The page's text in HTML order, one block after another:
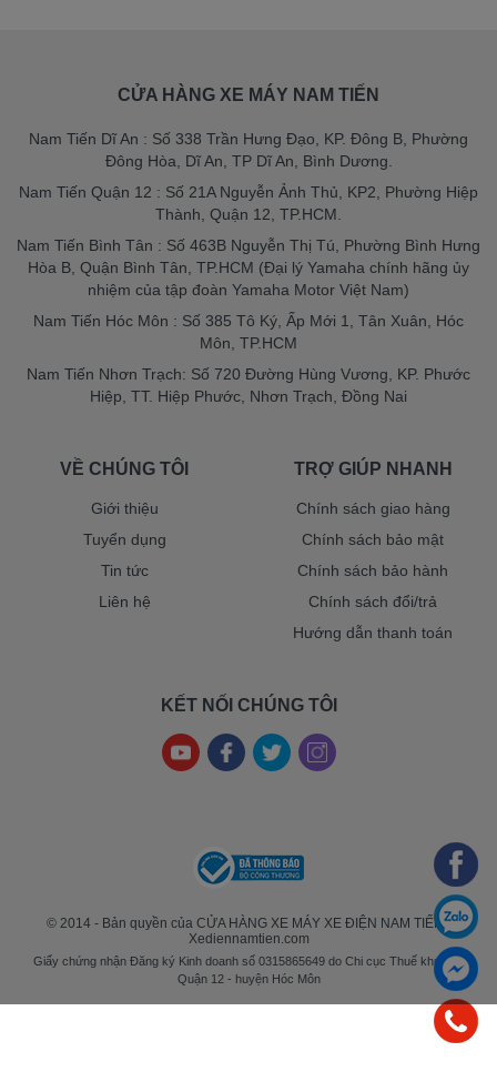
CỬA HÀNG XE MÁY NAM TIẾN
Nam Tiến Dĩ An : Số 338 Trần Hưng Đạo, KP. Đông B, Phường
Đông Hòa, Dĩ An, TP Dĩ An, Bình Dương.
Nam Tiến Quận 12 : Số 21A Nguyễn Ảnh Thủ, KP2, Phường Hiệp
Thành, Quận 12, TP.HCM.
Nam Tiến Bình Tân : Số 463B Nguyễn Thị Tú, Phường Bình Hưng
Hòa B, Quận Bình Tân, TP.HCM (Đại lý Yamaha chính hãng ủy
nhiệm của tập đoàn Yamaha Motor Việt Nam)
Nam Tiến Hóc Môn : Số 385 Tô Ký, Ấp Mới 1, Tân Xuân, Hóc
Môn, TP.HCM
Nam Tiến Nhơn Trạch: Số 720 Đường Hùng Vương, KP. Phước
Hiệp, TT. Hiệp Phước, Nhơn Trạch, Đồng Nai
VỀ CHÚNG TÔI
Giới thiệu
Tuyển dụng
Tin tức
Liên hệ
TRỢ GIÚP NHANH
Chính sách giao hàng
Chính sách bảo mật
Chính sách bảo hành
Chính sách đổi/trả
Hướng dẫn thanh toán
KẾT NỐI CHÚNG TÔI
© 2014 - Bản quyền của CỬA HÀNG XE MÁY XE ĐIỆN NAM TIẾN -
Xediennamtien.com
Giấy chứng nhận Đăng ký Kinh doanh số 0315865649 do Chi cục Thuế khu vực
Quận 12 - huyện Hóc Môn